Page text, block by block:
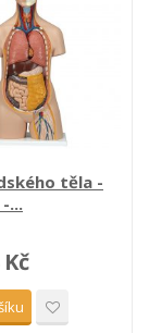
těla -
...